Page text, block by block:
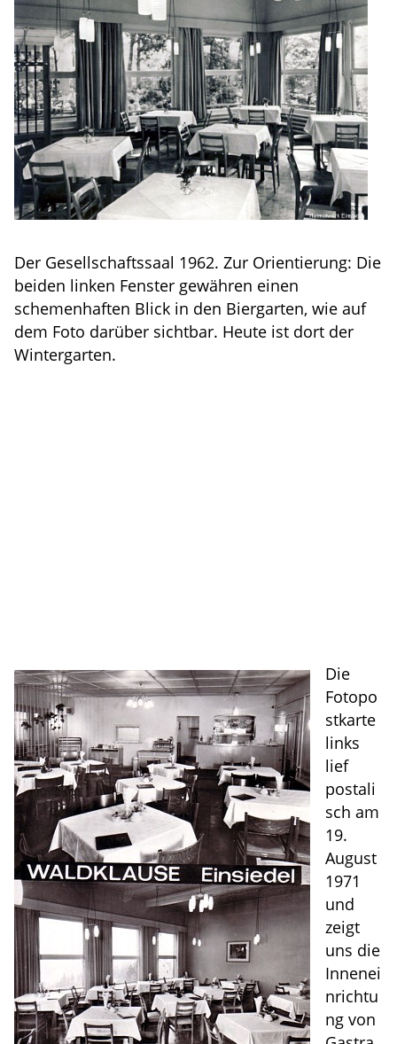
Der Gesellschaftssaal 1962. Zur Orientierung: Die
beiden linken Fenster gewähren einen
schemenhaften Blick in den Biergarten, wie auf
dem Foto darüber sichtbar. Heute ist dort der
Wintergarten.
Die
Fotopo
stkarte
links
lief
postali
sch am
19.
August
1971
und
zeigt
uns die
Innenei
nrichtu
ng von